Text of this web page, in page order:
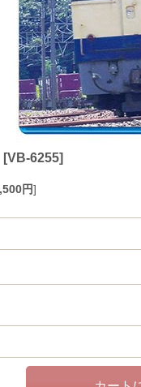
[VB-6255]
円]